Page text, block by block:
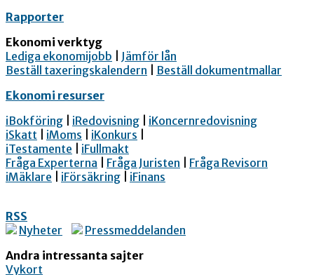
Rapporter
Ekonomi verktyg
Lediga ekonomijobb
Jämför lån
Beställ taxeringskalendern
Beställ dokumentmallar
Ekonomi resurser
iBokföring
iRedovisning
iKoncernredovisning
iSkatt
iMoms iKonkurs
iTestamente
iFullmakt
Fråga Experterna
Fråga Juristen
Fråga Revisorn
iMäklare
iFörsäkring iFinans
RSS
Nyheter
Pressmeddelanden
Andra intressanta sajter
Vykort